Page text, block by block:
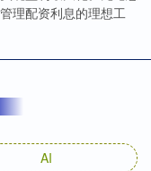
理配资利息的理想工
AI